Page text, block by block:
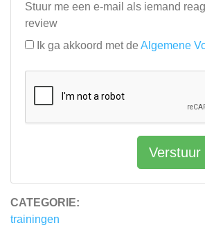
CATEGORIE:
trainingen
Stuur me een e-mail als iemand
review
Ik ga akkoord met de Algemene
Verstuur